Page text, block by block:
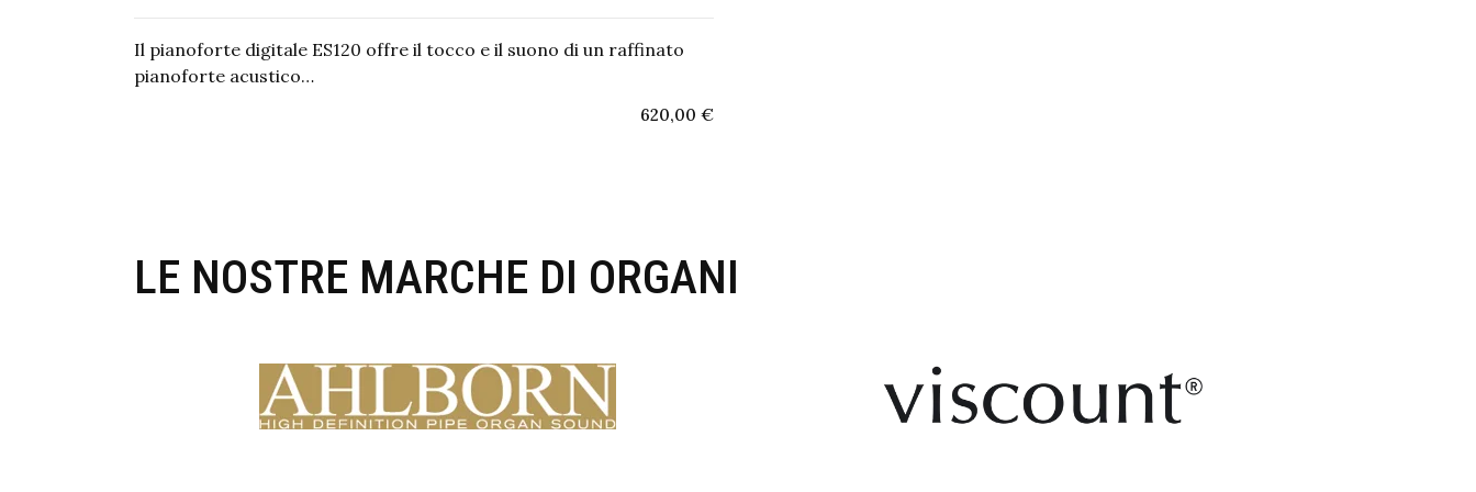
Il pianoforte digitale ES120 offre il tocco e il suono di un raffinato
pianoforte acustico…
620,00 €
LE NOSTRE MARCHE DI ORGANI